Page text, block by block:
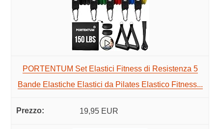
PORTENTUM Set Elastici Fitness di Resistenza 5
Bande Elastiche Elastici da Pilates Elastico Fitness...
19,95 EUR